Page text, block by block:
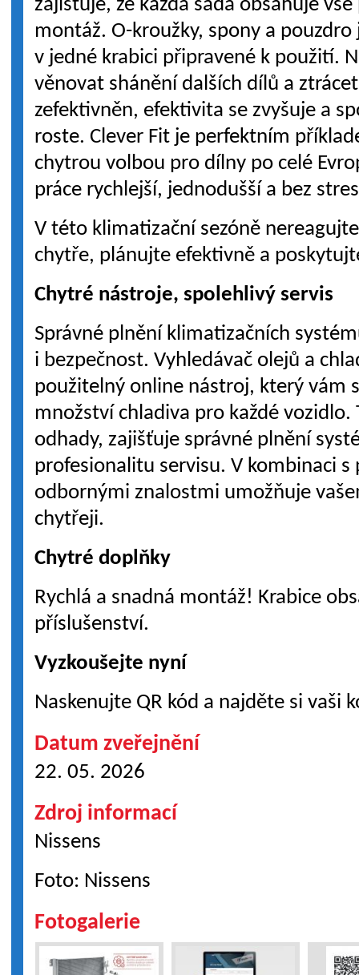
zajišťuje, že každá sada obsahuje
montáž. O-kroužky, spony a
v jedné krabici připravené k použití.
věnovat shánění dalších dílů a
zefektivněn, efektivita se zvyšuje a
roste. Clever Fit je perfektním
chytrou volbou pro dílny po celé
práce rychlejší, jednodušší a bez
V této klimatizační sezóně
chytře, plánujte efektivně a
Chytré nástroje, spolehlivý servis
Správné plnění klimatizačních
i bezpečnost. Vyhledávač olejů a
použitelný online nástroj, který vám
množství chladiva pro každé
odhady, zajišťuje správné plnění
profesionalitu servisu. V kombinaci s
odbornými znalostmi umožňuje
chytřeji.
Chytré doplňky
Rychlá a snadná montáž! Krabice
příslušenství.
Vyzkoušejte nyní
Naskenujte QR kód a najděte si vaši
Datum zveřejnění
22. 05. 2026
Zdroj informací
Nissens
Foto: Nissens
Fotogalerie